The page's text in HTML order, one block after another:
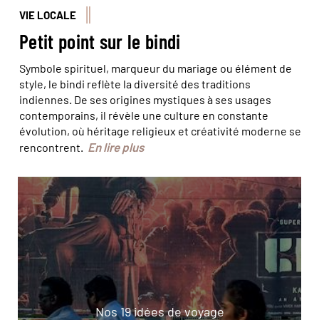
VIE LOCALE
Petit point sur le bindi
Symbole spirituel, marqueur du mariage ou élément de
style, le bindi reflète la diversité des traditions
indiennes. De ses origines mystiques à ses usages
contemporains, il révèle une culture en constante
évolution, où héritage religieux et créativité moderne se
rencontrent.
En lire plus
Nos 19 idées de voyage